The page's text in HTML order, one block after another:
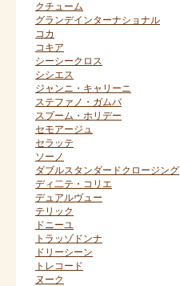
クチューム
グランデインターナショナル
コカ
コキア
シーシークロス
シシエス
ジャンニ・キャリーニ
ステファノ・ガムバ
スプーム・ホリデー
セモアージュ
セラッテ
ソーノ
ダブルスタンダードクロージング
ディ二テ・コリエ
デュアルヴュー
テリック
ドニーユ
トラッゾドンナ
ドリーシーン
トレコード
ヌーク